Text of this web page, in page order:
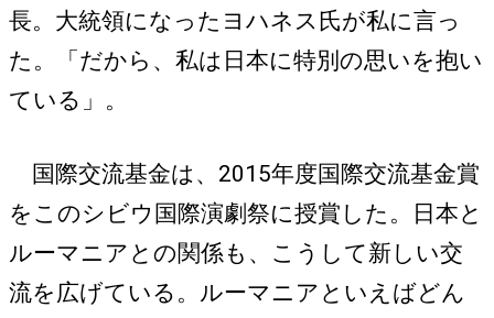
長。大統領になったヨハネス氏が私に言っ
た。「だから、私は日本に特別の思いを抱い
ている」。
国際交流基金は、2015年度国際交流基金賞
をこのシビウ国際演劇祭に授賞した。日本と
ルーマニアとの関係も、こうして新しい交
流を広げている。ルーマニアといえばどん